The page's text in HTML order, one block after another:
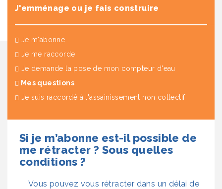
J'emménage ou je fais construire
Je m'abonne
Je me raccorde
Je demande la pose de mon compteur d'eau
Mes questions(actuel)
Je suis raccordé à l'assainissement non collectif
Si je m’abonne est-il possible de
me rétracter ? Sous quelles
conditions ?
Vous pouvez vous rétracter dans un délai de